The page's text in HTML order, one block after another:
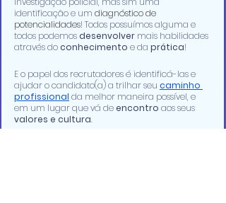
identificação e um diagnóstico de
potencialidades! Todos possuímos alguma e
todos podemos desenvolver mais habilidades
através do conhecimento e da prática!
E o papel dos recrutadores é identificá-las e
ajudar o candidato(a) a trilhar seu caminho
profissional da melhor maneira possível, e
em um lugar que vá de encontro aos seus
valores e cultura.